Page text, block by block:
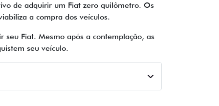
de adquirir um Fiat zero quilômetro. Os
a compra dos veículos.
seu Fiat. Mesmo após a contemplação, as
seu veículo.